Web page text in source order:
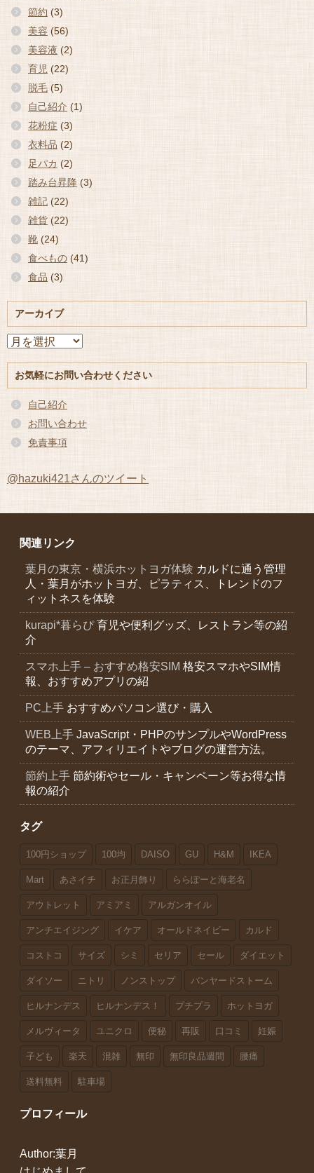
節約 (3)
美容 (56)
美容液 (2)
育児 (22)
脱毛 (5)
自己紹介 (1)
花粉症 (3)
衣料品 (2)
足パカ (2)
踏み台昇降 (3)
雑記 (22)
雑貨 (22)
靴 (24)
食べもの (41)
食品 (3)
アーカイブ
ア
イ
ブ
お気軽にお問い合わせください
自己紹介
お問い合わせ
免責事項
@hazuki421さんのツイート
関連リンク
葉月の東京・横浜ホットヨガ体験 カルドに通う管理
人・葉月がホットヨガ、ピラティス、トレンドのフ
ィットネスを体験
kurapi*暮らぴ育児や便利グッズ、レストラン等の紹
介
スマホ上手 – おすすめ格安SIM 格安スマホやSIM情
報、おすすめアプリの紹
PC上手 おすすめパソコン選び・購入
WEB上手 JavaScript・PHPのサンプルやWordPress
のテーマ、アフィリエイトやブログの運営方法。
節約上手 節約術やセール・キャンペーン等お得な情
報の紹介
タグ
100円ショップ 100均 DAISO GU H&M IKEA
Mart あさイチ お正月飾り ららぽーと海老名
アウトレット アミアミ アルガンオイル
アンチエイジング イケア オールドネイビー カルド
コストコ サイズ シミ セリア セール ダイエット
ダイソー ニトリ ノンストップ バンヤードストーム
ヒルナンデス ヒルナンデス！ プチプラ ホットヨガ
メルヴィータ ユニクロ 便秘 再販 口コミ 妊娠
子ども 楽天 混雑 無印 無印良品週間 腰痛
送料無料 駐車場
プロフィール
Author:葉月